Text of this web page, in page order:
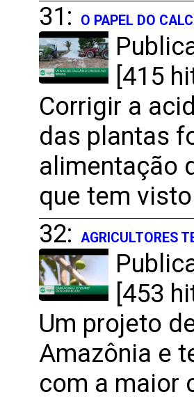
31:
O PAPEL DO
[415
Corrigir a
das plantas
alimentação
que tem
32:
AGRICULTORES
[453
Um projeto
Amazônia e
com a maior